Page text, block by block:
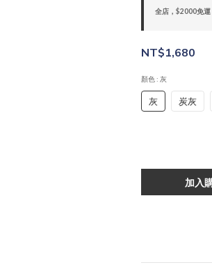
全店，$2000免運
NT$1,680
顏色 : 灰
灰 炭灰
加入